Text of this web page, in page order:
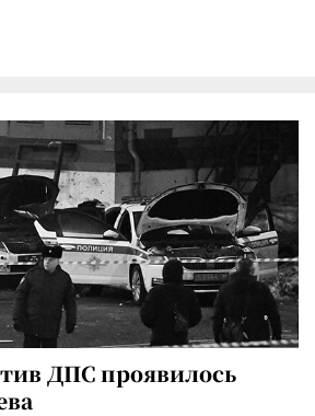
ДПС проявилось